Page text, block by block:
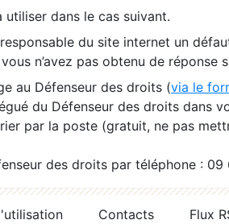
dans le cas suivant.
du site internet un
n’avez pas obtenu de réponse
au Défenseur des droits (via le
du Défenseur des droits dans
par la poste (gratuit, ne pas
des droits par téléphone :
Contacts
Flux